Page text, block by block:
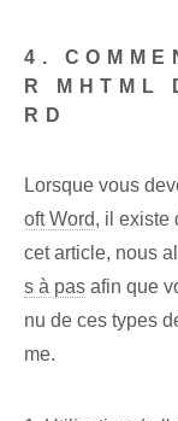
4.
R MHTML
RD
Lorsque vous
oft Word, il existe
cet article, nous
s à pas afin que
nu de ces types
me.